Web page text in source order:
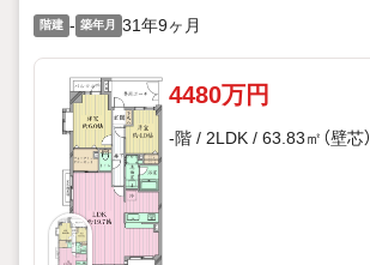
階建 - 築年月 31年9ヶ月
4480万円
-階 / 2LDK / 63.83㎡（壁芯）